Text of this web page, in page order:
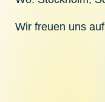
Wir freuen uns